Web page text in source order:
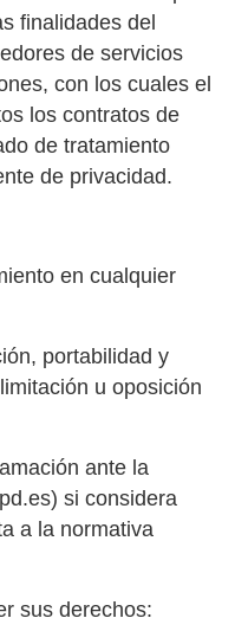
finalidades del
de servicios
con los cuales el
los contratos de
de tratamiento
de privacidad.
en cualquier
portabilidad y
u oposición
ante la
si considera
a la normativa
sus derechos: